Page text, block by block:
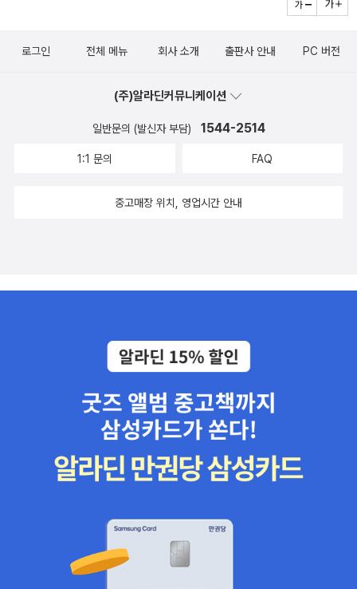
로그인 전체 메뉴 회사 소개 출판사 안내 PC 버전
(주)알라딘커뮤니케이션
일반문의 (발신자 부담) 1544-2514
1:1 문의 FAQ
중고매장 위치, 영업시간 안내